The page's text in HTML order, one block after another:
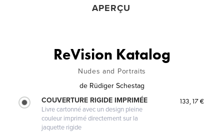
APERÇU
ReVision Katalog
Nudes and Portraits
de Rüdiger Schestag
COUVERTURE RIGIDE IMPRIMÉE
Livre cartonné avec un design pleine
couleur imprimé directement sur la
jaquette rigide
133,17 €